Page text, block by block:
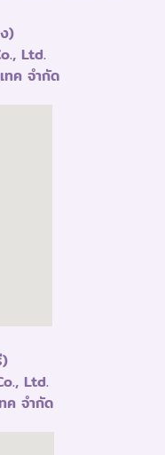
)
Ltd.
ทค จำกัด
Ltd.
ค จำกัด